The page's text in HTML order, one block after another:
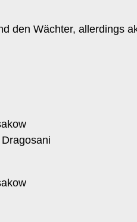
den Wächter, allerdings